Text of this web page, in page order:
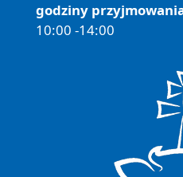
godziny
10:00 -14:00